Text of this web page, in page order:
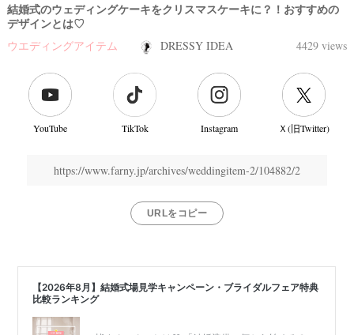
結婚式のウェディングケーキをクリスマスケーキに？！おすすめの
デザインとは♡
ウエディングアイテム DRESSY IDEA 4429 views
YouTube TikTok Instagram Ｘ(旧Twitter)
https://www.farny.jp/archives/weddingitem-2/104882/2
URLをコピー
婚
式
当